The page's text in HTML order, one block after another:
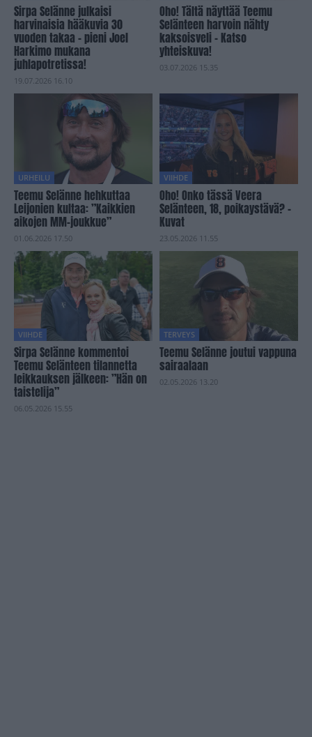
Sirpa Selänne julkaisi
harvinaisia hääkuvia 30
vuoden takaa – pieni Joel
Harkimo mukana
juhlapotretissa!
19.07.2026 16.10
Oho! Tältä näyttää Teemu
Selänteen harvoin nähty
kaksoisveli – Katso
yhteiskuva!
03.07.2026 15.35
URHEILU
Teemu Selänne hehkuttaa
Leijonien kultaa: ”Kaikkien
aikojen MM-joukkue”
01.06.2026 17.50
VIIHDE
Oho! Onko tässä Veera
Selänteen, 18, poikaystävä? –
Kuvat
23.05.2026 11.55
VIIHDE
Sirpa Selänne kommentoi
Teemu Selänteen tilannetta
leikkauksen jälkeen: ”Hän on
taistelija”
06.05.2026 15.55
TERVEYS
Teemu Selänne joutui vappuna
sairaalaan
02.05.2026 13.20